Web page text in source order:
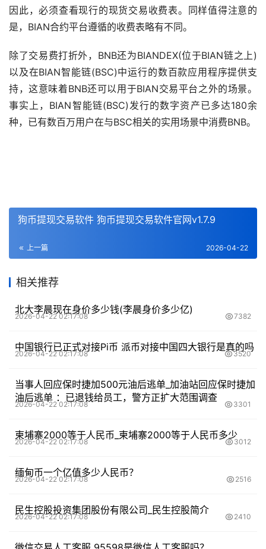
因此，必须查看现行的现货交易收费表。同样值得注意的
是，BIAN合约平台遵循的收费表略有不同。
除了交易费打折外，BNB还为BIANDEX(位于BIAN链之上)
以及在BIAN智能链(BSC)中运行的数百款应用程序提供支
持，这意味着BNB还可以用于BIAN交易平台之外的场景。
事实上，BIAN智能链(BSC)发行的数字资产已多达180余
种，已有数百万用户在与BSC相关的实用场景中消费BNB。
狗币提现交易软件 狗币提现交易软件官网v1.7.9
上一篇 2026-04-22
相关推荐
北大李晨现在身价多少钱(李晨身价多少亿)
2026-04-22 02:17:08 7382
中国银行已正式对接Pi币 派币对接中国四大银行是真的吗
2026-04-22 02:17:08 3520
当事人回应保时捷加500元油后逃单_加油站回应保时捷加
油后逃单 ：已退钱给员工，警方正扩大范围调查
2026-04-22 02:17:08 3301
柬埔寨2000等于人民币_柬埔寨2000等于人民币多少
2026-04-22 02:17:08 3012
缅甸币一个亿值多少人民币？
2026-04-22 02:17:08 2516
民生控股投资集团股份有限公司_民生控股简介
2026-04-22 02:17:08 2410